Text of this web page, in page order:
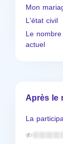
Mon
L'état civil
Le
actuel
Après le
La